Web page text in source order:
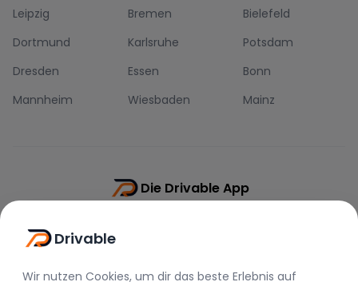
Leipzig
Bremen
Bielefeld
Dortmund
Karlsruhe
Potsdam
Dresden
Essen
Bonn
Mannheim
Wiesbaden Mainz
Die Drivable App
Drivable
Wir nutzen Cookies, um dir das beste Erlebnis auf